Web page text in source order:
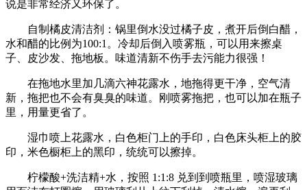
说是非常经济又环保了。
自制橘皮清洁剂：锅里倒水没过橘子皮，煮开后倒白醋，
水和醋的比例为100:1。冷却后倒入喷雾瓶，可以用来擦桌
子、皮沙发、拖地板。味道清新不伤手去污能力很强！
在拖地水里加几滴六神花露水，地拖得更干净，空气清
新，拖把也不会有臭臭的味道。刚喷雾拖把，也可以加在瓶子
里，用量更省了。
湿巾喷上花露水，白色柜门上的手印，白色床头柜上的胶
印，米色橱柜上的黑印，统统可以擦掉。
柠檬酸+洗洁精+水，按照 1:1:8 兑到到喷瓶里，喷湿玻璃